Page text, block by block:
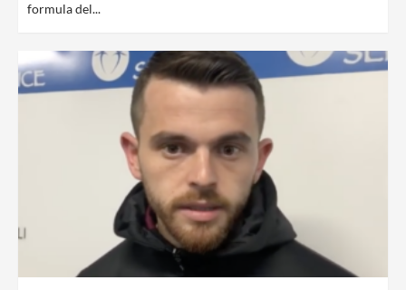
formula del...